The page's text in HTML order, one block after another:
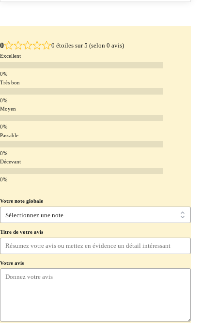
0 0 étoiles sur 5 (selon 0 avis)
Excellent
Très bon
Moyen
Passable
Décevant
Votre note globale
Titre de votre avis
Votre avis